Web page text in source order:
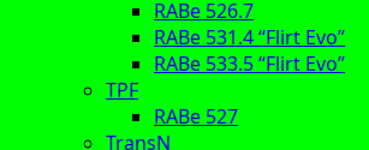
RABe 526.7
RABe 531.4 “Flirt Evo”
RABe 533.5 “Flirt Evo”
TPF
RABe 527
TransN